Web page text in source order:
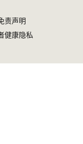
责声明
健康隐私